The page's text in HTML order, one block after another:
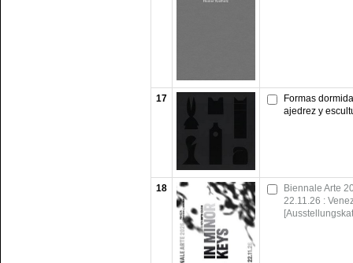
17
Formas
ajedrez y
18
Biennale Arte
22.11.26 :